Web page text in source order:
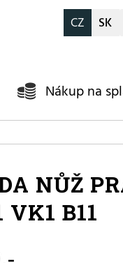
CZ SK
Nákup na
NŮŽ
VK1 B11